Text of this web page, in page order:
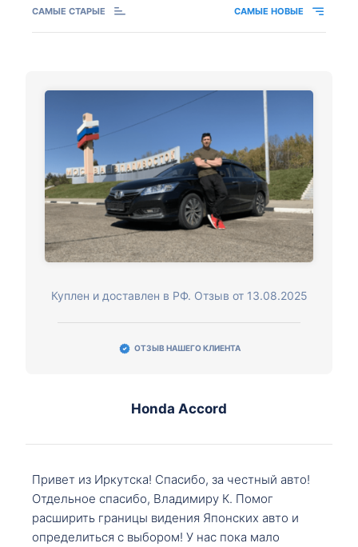
САМЫЕ СТАРЫЕ САМЫЕ НОВЫЕ
Куплен и доставлен в РФ. Отзыв от 13.08.2025
ОТЗЫВ НАШЕГО КЛИЕНТА
Honda Accord
Привет из Иркутска! Спасибо, за честный авто!
Отдельное спасибо, Владимиру К. Помог
расширить границы видения Японских авто и
определиться с выбором! У нас пока мало